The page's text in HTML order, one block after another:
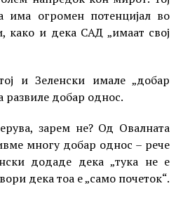
има огромен потенцијал во
како и дека САД „имаат свој
и Зеленски имале „добар
развиле добар однос.
зарем не? Од Овалната
многу добар однос – рече
додаде дека „тука не е
дека тоа е „само почеток“.